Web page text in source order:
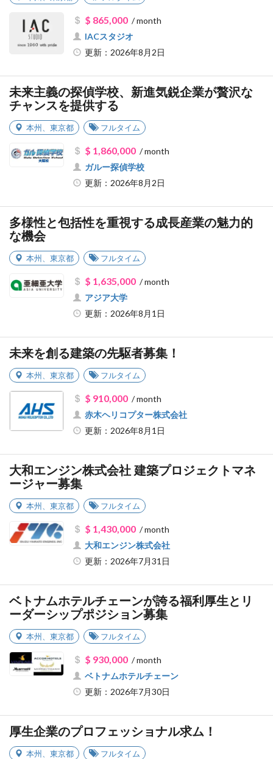
$ 865,000/ month
IACスタジオ
更新：2026年8月2日
未来主義の探偵学校、新進気鋭企業が贅沢な
チャンスを提供する
本州 東京都 フルタイム
$ 1,860,000/ month
ガルー探偵学校
更新：2026年8月2日
多様性と包括性を重視する成長産業の魅力的
な機会
本州 東京都 フルタイム
$ 1,635,000/ month
アジア大学
更新：2026年8月1日
未来を創る建築の先駆者募集！
本州 東京都 フルタイム
$ 910,000/ month
赤木ヘリコプター株式会社
更新：2026年8月1日
大和エンジン株式会社 建築プロジェクトマネ
ージャー募集
本州 東京都 フルタイム
$ 1,430,000/ month
大和エンジン株式会社
更新：2026年7月31日
ベトナムホテルチェーンが誇る福利厚生とリ
ーダーシップポジション募集
本州 東京都 フルタイム
$ 930,000/ month
ベトナムホテルチェーン
更新：2026年7月30日
厚生企業のプロフェッショナル求ム！
本州 東京都 フルタイム